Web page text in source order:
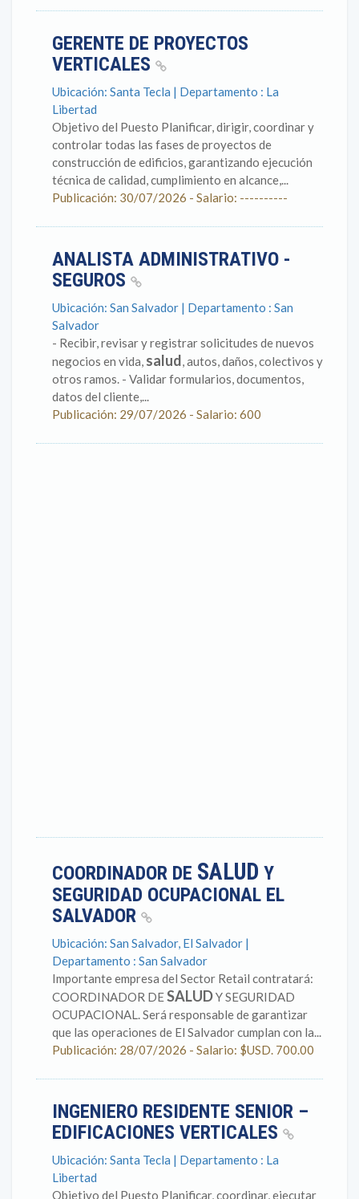
GERENTE DE PROYECTOS
VERTICALES
Ubicación: Santa Tecla | Departamento : La
Libertad
Objetivo del Puesto Planificar, dirigir, coordinar y
controlar todas las fases de proyectos de
construcción de edificios, garantizando ejecución
técnica de calidad, cumplimiento en alcance,...
Publicación: 30/07/2026 - Salario: ----------
ANALISTA ADMINISTRATIVO -
SEGUROS
Ubicación: San Salvador | Departamento : San
Salvador
- Recibir, revisar y registrar solicitudes de nuevos
negocios en vida, salud, autos, daños, colectivos y
otros ramos. - Validar formularios, documentos,
datos del cliente,...
Publicación: 29/07/2026 - Salario: 600
COORDINADOR DE SALUD Y
SEGURIDAD OCUPACIONAL EL
SALVADOR
Ubicación: San Salvador, El Salvador |
Departamento : San Salvador
Importante empresa del Sector Retail contratará:
COORDINADOR DESALUDY SEGURIDAD
OCUPACIONAL. Será responsable de garantizar
que las operaciones de El Salvador cumplan con la...
Publicación: 28/07/2026 - Salario: $USD. 700.00
INGENIERO RESIDENTE SENIOR –
EDIFICACIONES VERTICALES
Ubicación: Santa Tecla | Departamento : La
Libertad
Objetivo del Puesto Planificar, coordinar, ejecutar